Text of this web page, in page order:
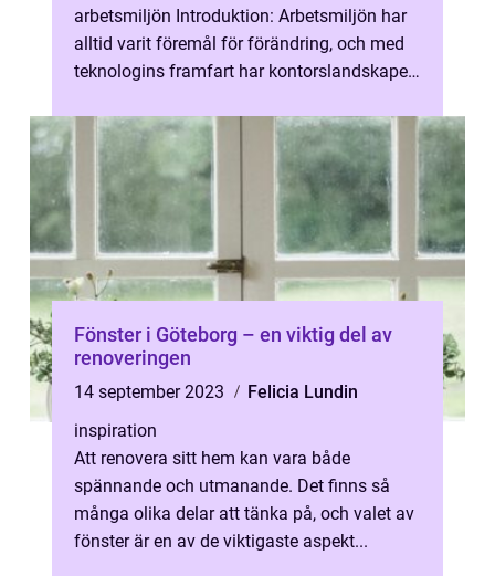
arbetsmiljön Introduktion: Arbetsmiljön har
alltid varit föremål för förändring, och med
teknologins framfart har kontorslandskapen
Fönster i Göteborg – en viktig del av
renoveringen
14 september 2023
Felicia Lundin
inspiration
Att renovera sitt hem kan vara både
spännande och utmanande. Det finns så
många olika delar att tänka på, och valet av
fönster är en av de viktigaste aspekt...